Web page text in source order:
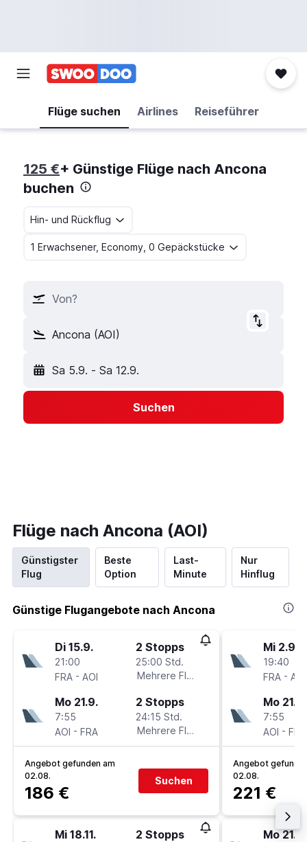
Flüge suchen Airlines Reiseführer
125 €+ Günstige Flüge nach Ancona
buchen
Hin- und Rückflug
1 Erwachsener, Economy, 0 Gepäckstücke
Von?
Ancona (AOI)
Sa 5.9. - Sa 12.9.
Suchen
Flüge nach Ancona (AOI)
Günstigster
Flug
Beste
Option
Last-
Minute
Nur
Hinflug
Günstige Flugangebote nach Ancona
Di 15.9.
21:00
FRA - AOI
2 Stopps
25:00 Std.
Mehrere Fluglinien
Mo 21.9.
7:55
AOI - FRA
2 Stopps
24:15 Std.
Mehrere Fluglinien
Angebot gefunden am
02.08.
186 €
Suchen
Mi 18.11. 2 Stopps
Mi 2.9.
19:40
FRA - AOI
Mo 21.9.
7:55
AOI - FRA
Angebot
02.08.
221 €
Mo 21.9.